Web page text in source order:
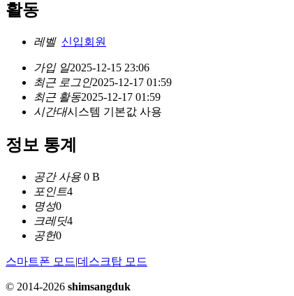
활동
레벨 신입회원
가입 일2025-12-15 23:06
최근 로그인2025-12-17 01:59
최근 활동2025-12-17 01:59
시간대시스템 기본값 사용
정보 통계
공간 사용 0 B
포인트4
명성0
크레딧4
공헌0
스마트폰 모드|데스크탑 모드
© 2014-2026 shimsangduk